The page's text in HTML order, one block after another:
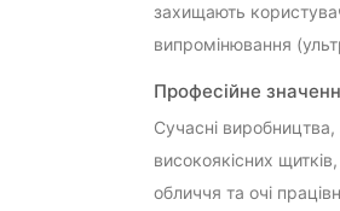
захищають
випромінювання
Професійне
Сучасні
високоякісних
обличчя та очі